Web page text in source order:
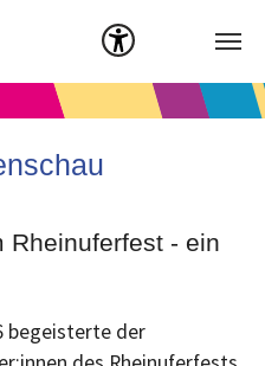
Menü öffnen
Rheinuferfest - ein
begeisterte der